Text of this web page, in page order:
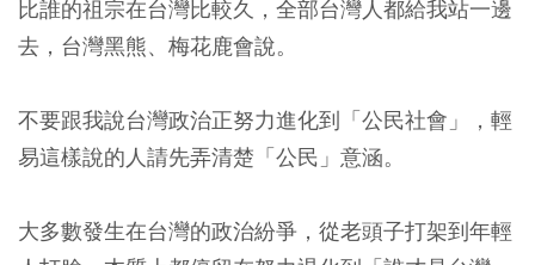
比誰的祖宗在台灣比較久，全部台灣人都給我站一邊
去，台灣黑熊、梅花鹿會說。
不要跟我說台灣政治正努力進化到「公民社會」，輕
易這樣說的人請先弄清楚「公民」意涵。
大多數發生在台灣的政治紛爭，從老頭子打架到年輕